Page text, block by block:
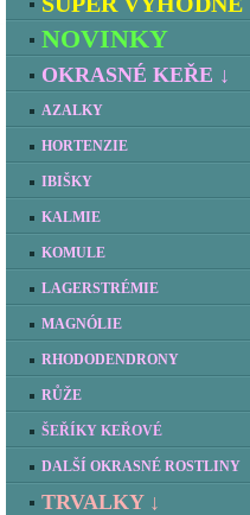
NOVINKY
OKRASNÉ KEŘE ↓
AZALKY
HORTENZIE
IBIŠKY
KALMIE
KOMULE
LAGERSTRÉMIE
MAGNÓLIE
RHODODENDRONY
RŮŽE
ŠEŘÍKY KEŘOVÉ
DALŠÍ OKRASNÉ ROSTLINY
TRVALKY ↓